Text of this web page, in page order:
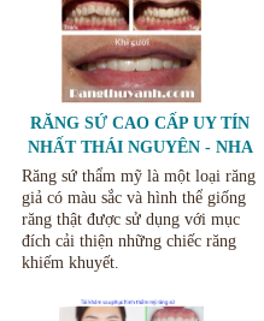
RĂNG SỨ CAO CẤP UY TÍN
NHẤT THÁI NGUYÊN - NHA
KHOA THÙY ANH
Răng sứ thẩm mỹ là một loại răng
giả có màu sắc và hình thể giống
răng thật được sử dụng với mục
đích cải thiện những chiếc răng
khiếm khuyết.